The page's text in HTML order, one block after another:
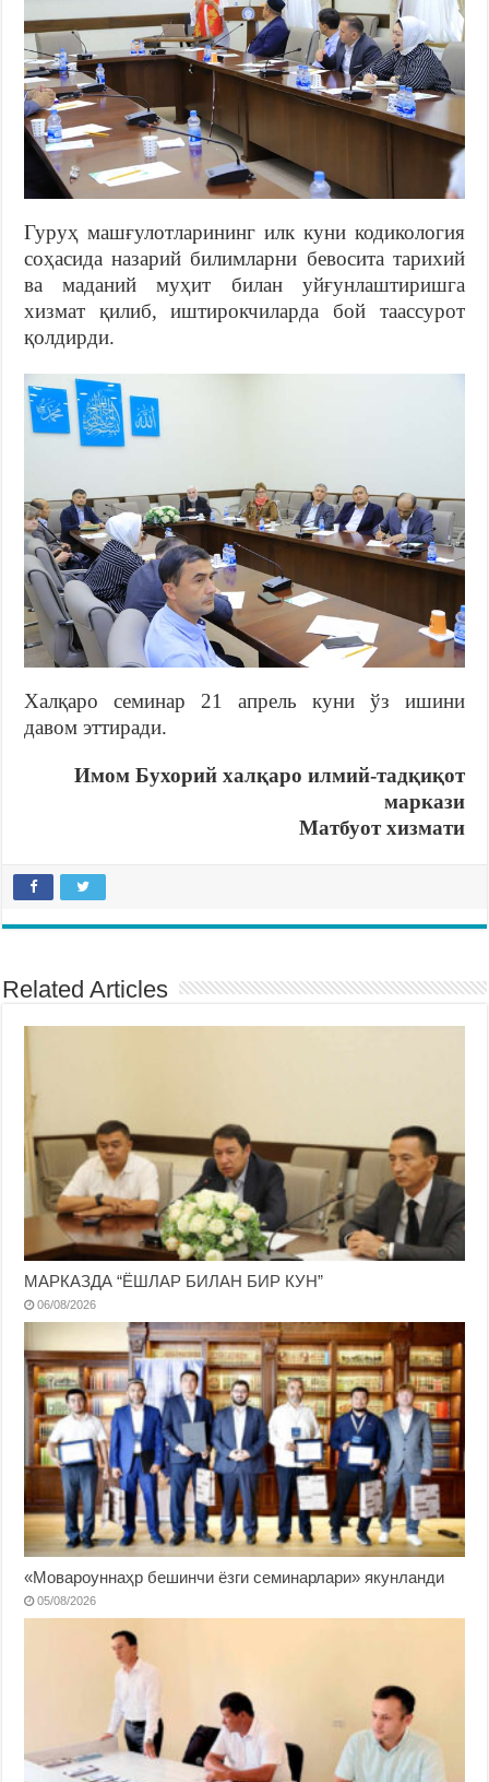
Гуруҳ машғулотларининг илк куни кодикология
соҳасида назарий билимларни бевосита тарихий
ва маданий муҳит билан уйғунлаштиришга
хизмат қилиб, иштирокчиларда бой таассурот
қолдирди.
Халқаро семинар 21 апрель куни ўз ишини
давом эттиради.
Имом Бухорий халқаро илмий-тадқиқот
маркази
Матбуот хизмати
Related Articles
МАРКАЗДА “ЁШЛАР БИЛАН БИР КУН”
06/08/2026
«Мовароуннаҳр бешинчи ёзги семинарлари» якунланди
05/08/2026